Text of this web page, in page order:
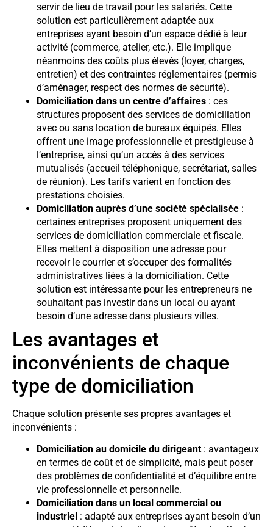
servir de lieu de travail pour les salariés. Cette
solution est particulièrement adaptée aux
entreprises ayant besoin d’un espace dédié à leur
activité (commerce, atelier, etc.). Elle implique
néanmoins des coûts plus élevés (loyer, charges,
entretien) et des contraintes réglementaires (permis
d’aménager, respect des normes de sécurité).
Domiciliation dans un centre d’affaires : ces
structures proposent des services de domiciliation
avec ou sans location de bureaux équipés. Elles
offrent une image professionnelle et prestigieuse à
l’entreprise, ainsi qu’un accès à des services
mutualisés (accueil téléphonique, secrétariat, salles
de réunion). Les tarifs varient en fonction des
prestations choisies.
Domiciliation auprès d’une société spécialisée :
certaines entreprises proposent uniquement des
services de domiciliation commerciale et fiscale.
Elles mettent à disposition une adresse pour
recevoir le courrier et s’occuper des formalités
administratives liées à la domiciliation. Cette
solution est intéressante pour les entrepreneurs ne
souhaitant pas investir dans un local ou ayant
besoin d’une adresse dans plusieurs villes.
Les avantages et
inconvénients de chaque
type de domiciliation
Chaque solution présente ses propres avantages et
inconvénients :
Domiciliation au domicile du dirigeant : avantageux
en termes de coût et de simplicité, mais peut poser
des problèmes de confidentialité et d’équilibre entre
vie professionnelle et personnelle.
Domiciliation dans un local commercial ou
industriel : adapté aux entreprises ayant besoin d’un